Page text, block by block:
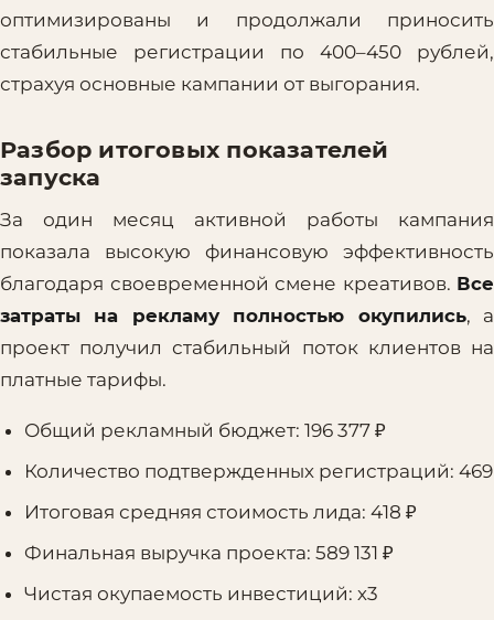
оптимизированы и продолжали приносить
стабильные регистрации по 400–450 рублей,
страхуя основные кампании от выгорания.
Разбор итоговых показателей
запускa
За один месяц активной работы кампания
показала высокую финансовую эффективность
благодаря своевременной смене креативов. Все
затраты на рекламу полностью окупились, а
проект получил стабильный поток клиентов на
платные тарифы.
Общий рекламный бюджет: 196 377 ₽
Количество подтвержденных регистраций: 469
Итоговая средняя стоимость лида: 418 ₽
Финальная выручка проекта: 589 131 ₽
Чистая окупаемость инвестиций: х3